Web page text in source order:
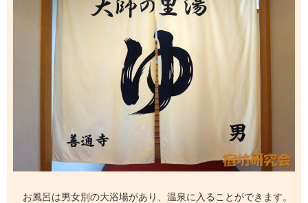
お風呂は男女別の大浴場があり、温泉に入ることができます。